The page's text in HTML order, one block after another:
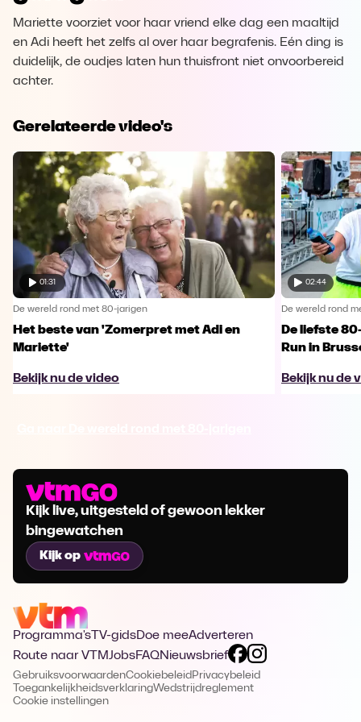
Mariette voorziet voor haar vriend elke dag een maaltijd
en Adi heeft het zelfs al over haar begrafenis. Eén ding is
duidelijk, de oudjes laten hun thuisfront niet onvoorbereid
achter.
Gerelateerde video's
01:31
De wereld rond met 80-jarigen
Het beste van 'Zomerpret met Adi en
Mariette'
Bekijk nu de video
02:44
De wereld rond
De liefste
Run in
Bekijk nu de
Kijk live, uitgesteld of gewoon lekker
bingewatchen
Kijk op
Programma's TV-gidsDoe meeAdverteren
Route naar VTMJobsFAQNieuwsbrief
GebruiksvoorwaardenCookiebeleid Privacybeleid
ToegankelijkheidsverklaringWedstrijdreglement
Cookie instellingen